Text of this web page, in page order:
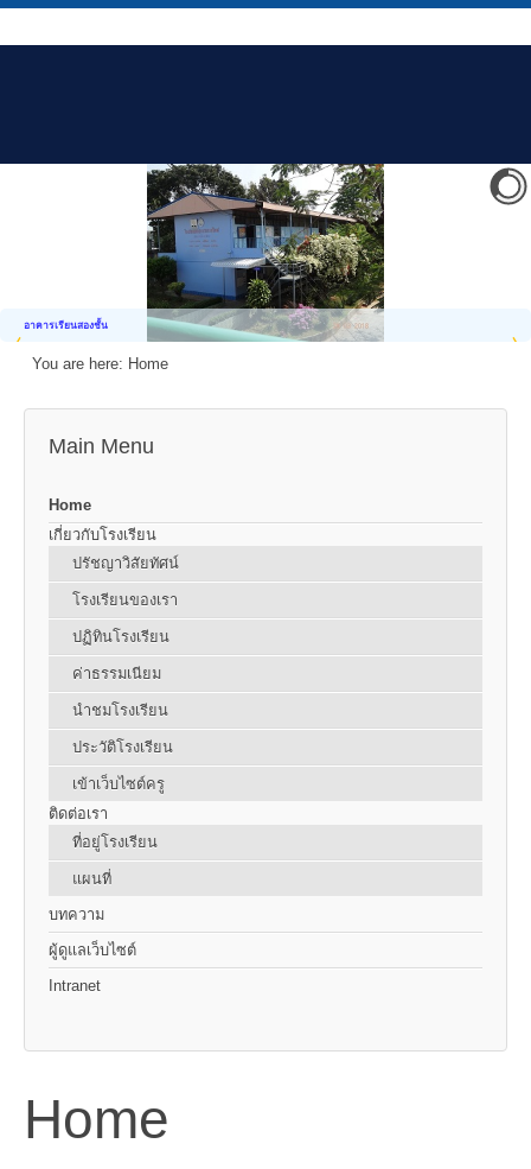
อาคารเรียนสองชั้น
You are here: Home
Main Menu
Home
เกี่ยวกับโรงเรียน
ปรัชญาวิสัยทัศน์
โรงเรียนของเรา
ปฏิทินโรงเรียน
ค่าธรรมเนียม
นำชมโรงเรียน
ประวัติโรงเรียน
เข้าเว็บไซต์ครู
ติดต่อเรา
ที่อยู่โรงเรียน
แผนที่
บทความ
ผู้ดูแลเว็บไซต์
Intranet
Home